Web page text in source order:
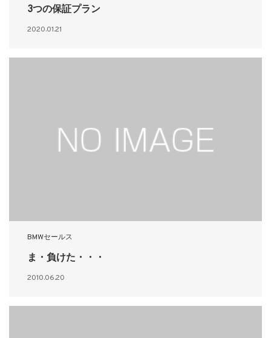
3つの保証プラン
2020.01.21
BMWセールス
ま・負けた・・・
2010.06.20